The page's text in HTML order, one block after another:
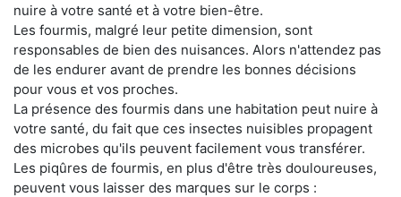
nuire à votre santé et à votre bien-être.
Les fourmis, malgré leur petite dimension, sont
responsables de bien des nuisances. Alors n'attendez pas
de les endurer avant de prendre les bonnes décisions
pour vous et vos proches.
La présence des fourmis dans une habitation peut nuire à
votre santé, du fait que ces insectes nuisibles propagent
des microbes qu'ils peuvent facilement vous transférer.
Les piqûres de fourmis, en plus d'être très douloureuses,
peuvent vous laisser des marques sur le corps :